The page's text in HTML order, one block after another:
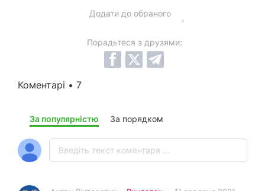
Додати до обраного
Порадьтеся з друзями:
Коментарі • 7
За популярністю За порядком